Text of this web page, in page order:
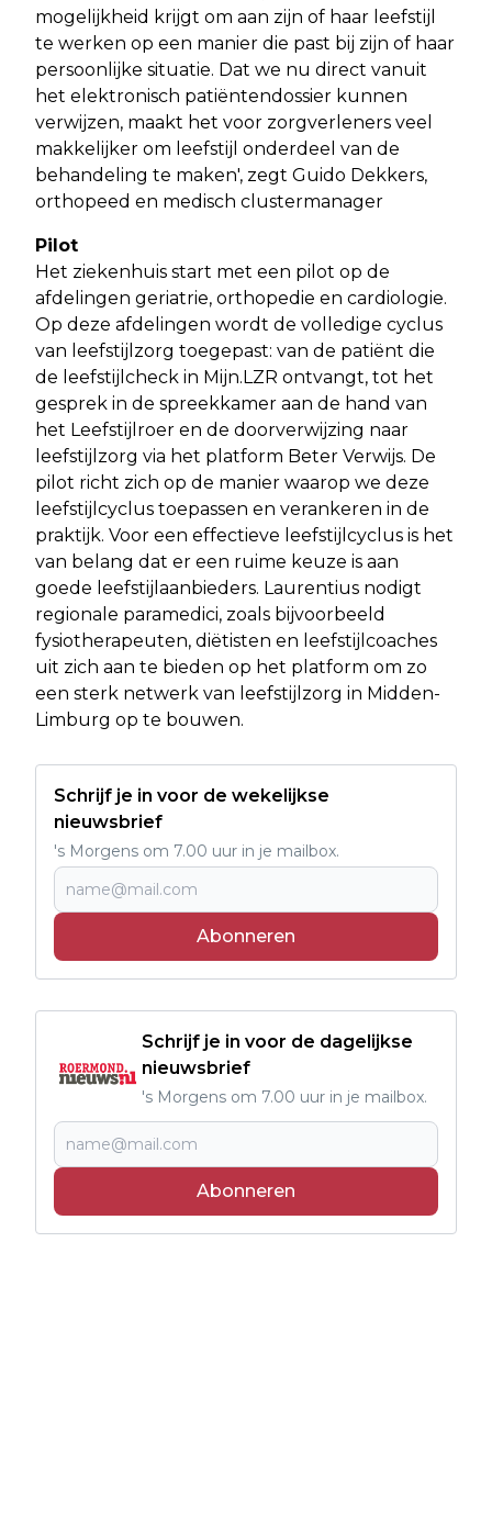
mogelijkheid krijgt om aan zijn of haar leefstijl
te werken op een manier die past bij zijn of haar
persoonlijke situatie. Dat we nu direct vanuit
het elektronisch patiëntendossier kunnen
verwijzen, maakt het voor zorgverleners veel
makkelijker om leefstijl onderdeel van de
behandeling te maken', zegt Guido Dekkers,
orthopeed en medisch clustermanager
Pilot
Het ziekenhuis start met een pilot op de
afdelingen geriatrie, orthopedie en cardiologie.
Op deze afdelingen wordt de volledige cyclus
van leefstijlzorg toegepast: van de patiënt die
de leefstijlcheck in Mijn.LZR ontvangt, tot het
gesprek in de spreekkamer aan de hand van
het Leefstijlroer en de doorverwijzing naar
leefstijlzorg via het platform Beter Verwijs. De
pilot richt zich op de manier waarop we deze
leefstijlcyclus toepassen en verankeren in de
praktijk. Voor een effectieve leefstijlcyclus is het
van belang dat er een ruime keuze is aan
goede leefstijlaanbieders. Laurentius nodigt
regionale paramedici, zoals bijvoorbeeld
fysiotherapeuten, diëtisten en leefstijlcoaches
uit zich aan te bieden op het platform om zo
een sterk netwerk van leefstijlzorg in Midden-
Limburg op te bouwen.
Schrijf je in voor de wekelijkse
nieuwsbrief
's Morgens om 7.00 uur in je mailbox.
Abonneren
Schrijf je in voor de dagelijkse
nieuwsbrief
's Morgens om 7.00 uur in je mailbox.
Abonneren